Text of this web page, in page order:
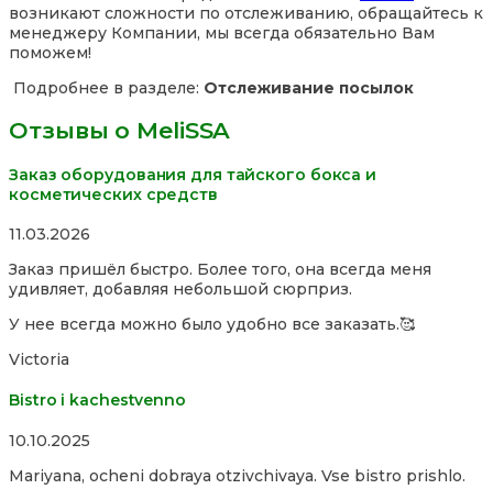
возникают сложности по отслеживанию, обращайтесь к
менеджеру Компании, мы всегда обязательно Вам
поможем!
Подробнее в разделе: Отслеживание посылок
Отзывы о MeliSSA
Заказ оборудования для тайского бокса и
косметических средств
Rated
out
of
11.03.2026
Заказ пришёл быстро. Более того, она всегда меня
удивляет, добавляя небольшой сюрприз.
У нее всегда можно было удобно все заказать.🥰
Victoria
Bistro i kachestvenno
Rated
out
10.10.2025
Mariyana, ocheni dobraya otzivchivaya. Vse bistro prishlo.